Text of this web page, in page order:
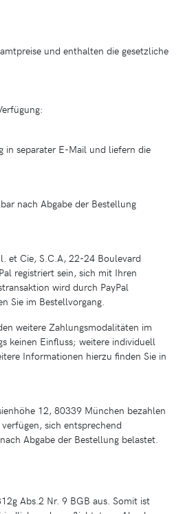
und enthalten die gesetzliche
in separater E-Mail und liefern die
nach Abgabe der Bestellung
et Cie, S.C.A, 22-24 Boulevard
registriert sein, sich mit Ihren
wird durch PayPal
Sie im Bestellvorgang.
weitere Zahlungsmodalitäten im
keinen Einfluss; weitere individuell
Informationen hierzu finden Sie in
12, 80339 München bezahlen
sich entsprechend
Abgabe der Bestellung belastet.
Abs.2 Nr. 9 BGB aus. Somit ist